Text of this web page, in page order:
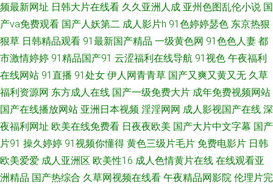
机18禁 91国产视频最新地址 国产日韩欧美另类中文 亚州色另类 99热色五月
欧美亚洲成人uV 91在线社区观察 欧美人成电影在线一区 97色永久 日韩福利
永久 91视屏黄色 免费男女午男女网址 91福利影院导航 久久蜜桃 91黑料在
线导航 久久一久久 91大神精选 激情都市瑟瑟瑟 91国产福利共享 九一看片首
页入口 51极品视频 豆花在线免费 五月花激情 操色国产综合 日韩国产毛片
91入口不用下 欧美亚洲成人福利 99就要操逼 日韩无码中文福利 91在线永久
频最新网址 日韩大片在线看 久久亚洲人成 亚州色图乱伦小说 国
产va免费观看 国产人妖第二 成人影片h 91色婷婷瑟色 东京热狠
狠草 日韩精品观看 91最新国产精品 一级黄色网 91色色人妻 都
市激情婷婷 91精品国产91 云涩福利在线导航 91视色 午夜福利
在线网站 91直播 91处女 伊人网青青草 国产又爽又黄又无 久草
福利资源网 东方成人在线 国产一级免费大片 成年免费视频网站
国产在线播放网站 亚洲日本视频 淫淫网网 成人影视国产在线 深
夜福利网址 欧美在线免费看 日夜夜欧美 国产大片中文字幕 国产
片91 操久婷婷 91视频你懂得 黄色三级片毛片 免费电影片 日韩
欧美爱爱 成人亚洲区 欧美性16 成人色情黄片在线 在线观看亚
洲精品 国产热综合 久草网视频在线看 午夜精品网影院 伦理片完